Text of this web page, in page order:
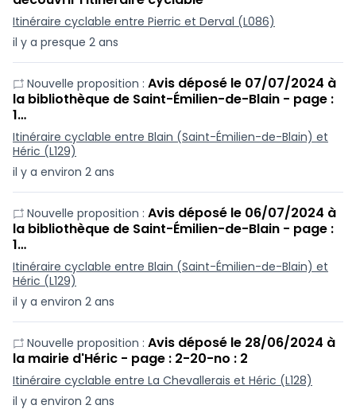
il y a presque 2 ans
Itinéraire cyclable entre Pierric et Derval (L086)
il y a environ 2 ans
Nouvelle proposition : Avis déposé le 07/07/2024 à
la bibliothèque de Saint-Émilien-de-Blain - page :
1…
Itinéraire cyclable entre Blain (Saint-Émilien-de-Blain) et
Héric (L129)
il y a environ 2 ans
Nouvelle proposition : Avis déposé le 06/07/2024 à
la bibliothèque de Saint-Émilien-de-Blain - page :
1…
Itinéraire cyclable entre Blain (Saint-Émilien-de-Blain) et
Héric (L129)
il y a environ 2 ans
Nouvelle proposition : Avis déposé le 28/06/2024 à
la mairie d'Héric - page : 2-20-no : 2
Itinéraire cyclable entre La Chevallerais et Héric (L128)